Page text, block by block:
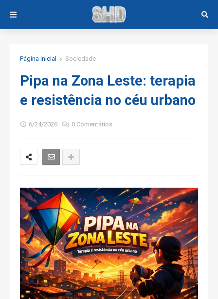
Página inicial Sociedade
Pipa na Zona Leste: terapia
e resistência no céu urbano
6/24/2026 0 Comentários